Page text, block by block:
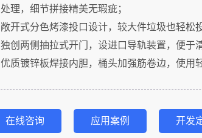
处理，细节拼接精美无瑕疵；
敞开式分色烤漆投口设计，较大件垃圾也轻松
独创两侧抽拉式开门，设进口导轨装置，便于
优质镀锌板焊接内胆，桶头加强筋卷边，使用
在线咨询 应用案例 开发